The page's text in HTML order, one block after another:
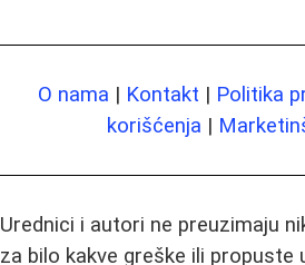
O nama | Kontakt | Politika
korišćenja |
Urednici i autori ne preuzimaju
za bilo kakve greške ili propuste